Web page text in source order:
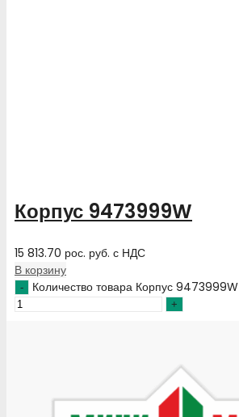
Корпус 9473999W
15 813.70 рос. руб. с НДС
В корзину
Количество товара Корпус 9473999W